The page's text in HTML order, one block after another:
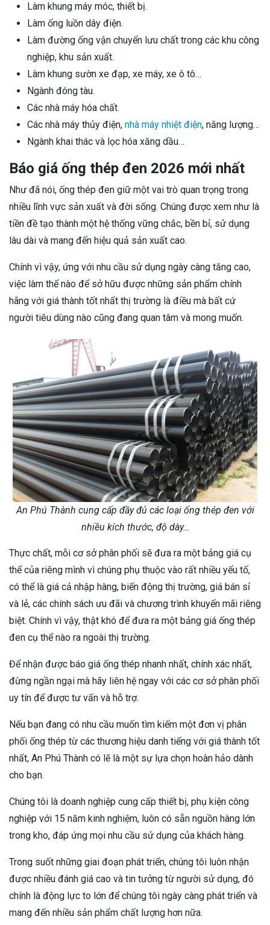
Làm khung máy móc, thiết bị.
Làm ống luồn dây điện.
Làm đường ống vận chuyển lưu chất trong các khu công
nghiệp, khu sản xuất.
Làm khung sườn xe đạp, xe máy, xe ô tô…
Ngành đóng tàu.
Các nhà máy hóa chất.
Các nhà máy thủy điện, nhà máy nhiệt điện, năng lượng…
Ngành khai thác và lọc hóa xăng dầu…
Báo giá ống thép đen 2026 mới nhất
Như đã nói, ống thép đen giữ một vai trò quan trọng trong
nhiều lĩnh vực sản xuất và đời sống. Chúng được xem như là
tiền đề tạo thành một hệ thống vững chắc, bền bỉ, sử dụng
lâu dài và mang đến hiệu quả sản xuất cao.
Chính vì vậy, ứng với nhu cầu sử dụng ngày càng tăng cao,
việc làm thế nào để sở hữu được những sản phẩm chính
hãng với giá thành tốt nhất thị trường là điều mà bất cứ
người tiêu dùng nào cũng đang quan tâm và mong muốn.
An Phú Thành cung cấp đầy đủ các loại ống thép đen với
nhiều kích thước, độ dày…
Thực chất, mỗi cơ sở phân phối sẽ đưa ra một bảng giá cụ
thể của riêng mình vì chúng phụ thuộc vào rất nhiều yếu tố,
có thể là giá cả nhập hàng, biến động thị trường, giá bán sỉ
và lẻ, các chính sách ưu đãi và chương trình khuyến mãi riêng
biệt. Chính vì vậy, thật khó để đưa ra một bảng giá ống thép
đen cụ thể nào ra ngoài thị trường.
Để nhận được báo giá ống thép nhanh nhất, chính xác nhất,
đừng ngần ngại mà hãy liên hệ ngay với các cơ sở phân phối
uy tín để được tư vấn và hỗ trợ.
Nếu bạn đang có nhu cầu muốn tìm kiếm một đơn vị phân
phối ống thép từ các thương hiệu danh tiếng với giá thành tốt
nhất, An Phú Thành có lẽ là một sự lựa chọn hoàn hảo dành
cho bạn.
Chúng tôi là doanh nghiệp cung cấp thiết bị, phụ kiện công
nghiệp với 15 năm kinh nghiệm, luôn có sẵn nguồn hàng lớn
trong kho, đáp ứng mọi nhu cầu sử dụng của khách hàng.
Trong suốt những giai đoạn phát triển, chúng tôi luôn nhận
được nhiều đánh giá cao và tin tưởng từ người sử dụng, đó
chính là động lực to lớn để chúng tôi ngày càng phát triển và
mang đến nhiều sản phẩm chất lượng hơn nữa.